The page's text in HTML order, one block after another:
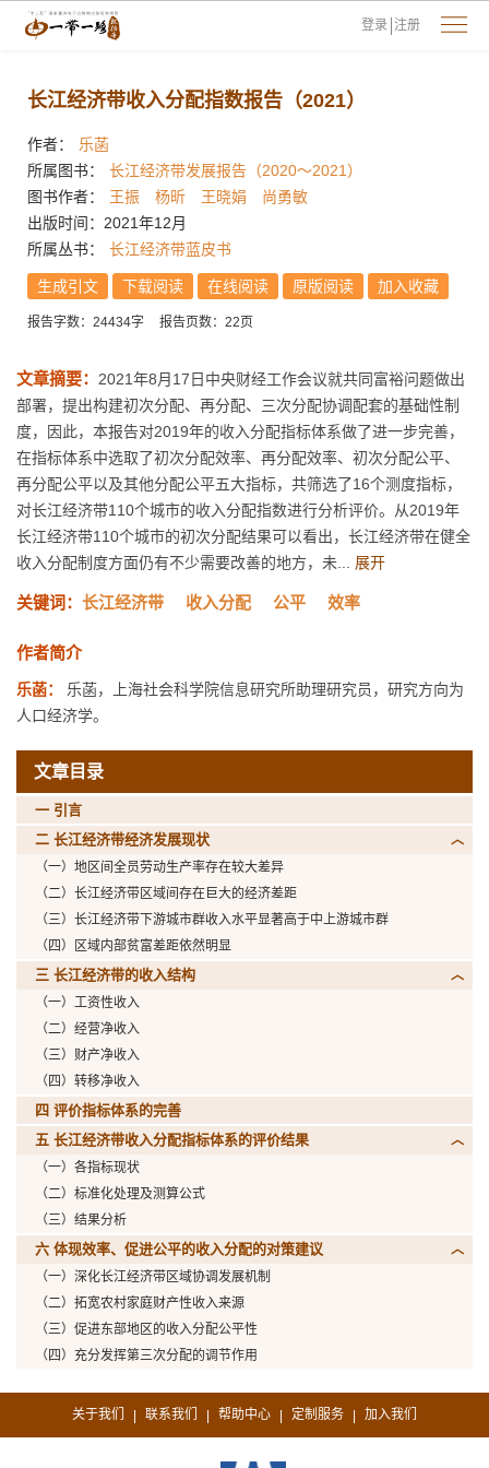
登录 注册
长江经济带收入分配指数报告（2021）
作者：
乐菡
所属图书：
长江经济带发展报告（2020～2021）
图书作者：
王振 杨昕 王晓娟
尚勇敏
出版时间：2021年12月
所属丛书：
长江经济带蓝皮书
生成引文 下载阅读 在线阅读 原版阅读 加入收藏
报告字数：24434字 报告页数：22页
文章摘要： 2021年8月17日中央财经工作会议就共同富裕问题做出
部署，提出构建初次分配、再分配、三次分配协调配套的基础性制
度，因此，本报告对2019年的收入分配指标体系做了进一步完善，
在指标体系中选取了初次分配效率、再分配效率、初次分配公平、
再分配公平以及其他分配公平五大指标，共筛选了16个测度指标，
对长江经济带110个城市的收入分配指数进行分析评价。从2019年
长江经济带110个城市的初次分配结果可以看出，长江经济带在健全
收入分配制度方面仍有不少需要改善的地方，未... 展开
关键词： 长江经济带 收入分配 公平 效率
作者简介
乐菡：
乐菡，上海社会科学院信息研究所助理研究员，研究方向为
人口经济学。
文章目录
一 引言
二 长江经济带经济发展现状
（一）地区间全员劳动生产率存在较大差异
（二）长江经济带区域间存在巨大的经济差距
（三）长江经济带下游城市群收入水平显著高于中上游城市群
（四）区域内部贫富差距依然明显
三 长江经济带的收入结构
（一）工资性收入
（二）经营净收入
（三）财产净收入
（四）转移净收入
四 评价指标体系的完善
五 长江经济带收入分配指标体系的评价结果
（一）各指标现状
（二）标准化处理及测算公式
（三）结果分析
六 体现效率、促进公平的收入分配的对策建议
（一）深化长江经济带区域协调发展机制
（二）拓宽农村家庭财产性收入来源
（三）促进东部地区的收入分配公平性
（四）充分发挥第三次分配的调节作用
关于我们 | 联系我们 | 帮助中心 | 定制服务 | 加入我们